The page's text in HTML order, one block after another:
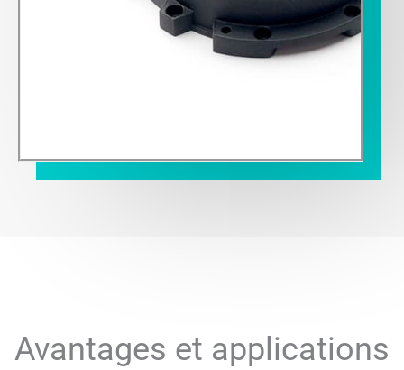
Avantages et applications